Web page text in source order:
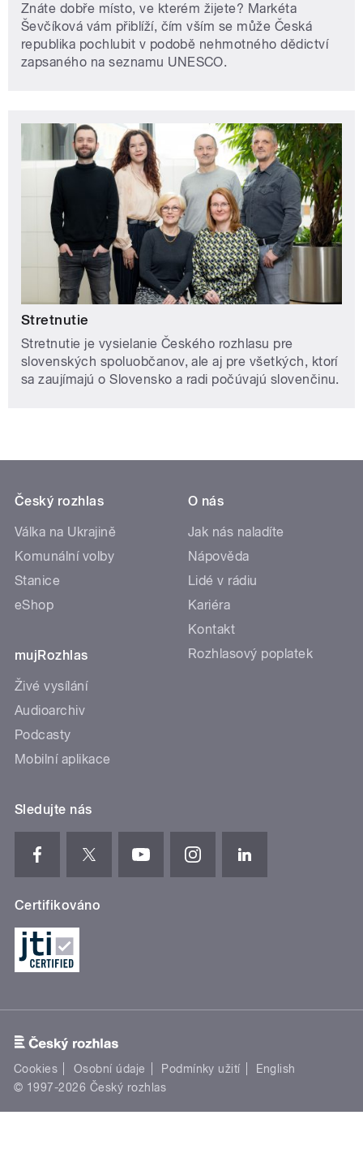
Znáte dobře místo, ve kterém žijete? Markéta
Ševčíková vám přiblíží, čím vším se může Česká
republika pochlubit v podobě nehmotného dědictví
zapsaného na seznamu UNESCO.
Stretnutie
Stretnutie je vysielanie Českého rozhlasu pre
slovenských spoluobčanov, ale aj pre všetkých, ktorí
sa zaujímajú o Slovensko a radi počúvajú slovenčinu.
Český rozhlas
Válka na Ukrajině
Komunální volby
Stanice
eShop
mujRozhlas
Živé vysílání
Audioarchiv
Podcasty
Mobilní aplikace
O nás
Jak nás naladíte
Nápověda
Lidé v rádiu
Kariéra
Kontakt
Rozhlasový poplatek
Sledujte nás
Certifikováno
Cookies Osobní údaje Podmínky užití
English
© 1997-2026 Český rozhlas